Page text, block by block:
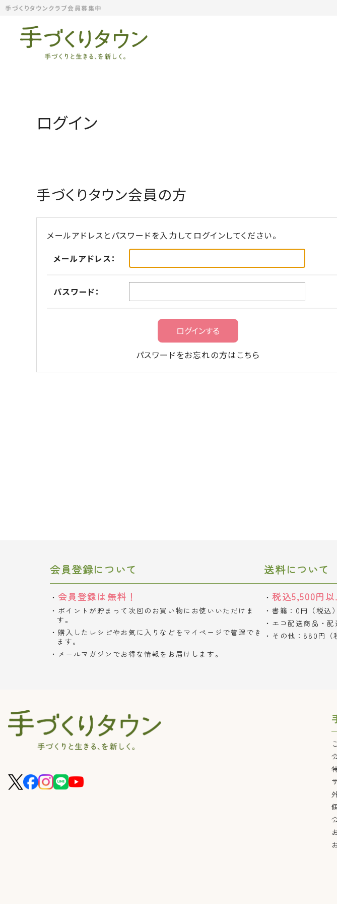
手づくりタウンクラブ会員募集中
ログイン
手づくりタウン会員の方
メールアドレスとパスワードを入力してログインしてください。
メールアドレス：
パスワード：
パスワードをお忘れの方はこちら
会員登録について
会員登録は無料！
ポイントが貯まって次回のお買い物にお使いいただけま
す。
購入したレシピやお気に入りなどをマイページで管理でき
ます。
メールマガジンでお得な情報をお届けします。
送料について
税込5,500円
書籍：0円（税込）
エコ配送商品・配
その他：880円（